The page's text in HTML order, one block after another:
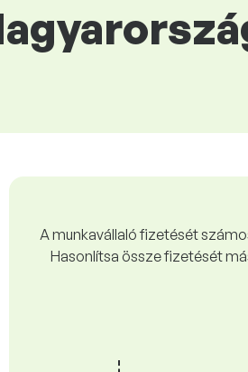
A munkavállaló fizetését
Hasonlítsa össze fizetését